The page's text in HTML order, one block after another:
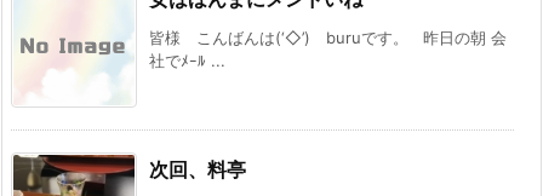
皆様 こんばんは(‘◇’)ゞburuです。 昨日の朝 会
社でﾒｰﾙ ...
次回、料亭